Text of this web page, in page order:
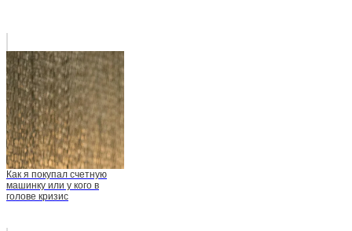
Как я покупал счетную
машинку или у кого в
голове кризис